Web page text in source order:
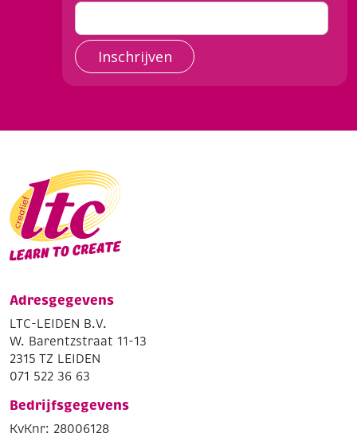
Inschrijven
Adresgegevens
LTC-LEIDEN B.V.
W. Barentzstraat 11-13
2315 TZ LEIDEN
071 522 36 63
Bedrijfsgegevens
KvKnr: 28006128